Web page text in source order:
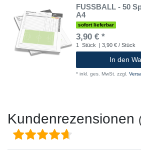
FUSSBALL - 50
A4
sofort lieferbar
3,90 € *
1 Stück | 3,90 € / Stück
In den
* inkl. ges. MwSt. zzgl.
Kundenrezensionen